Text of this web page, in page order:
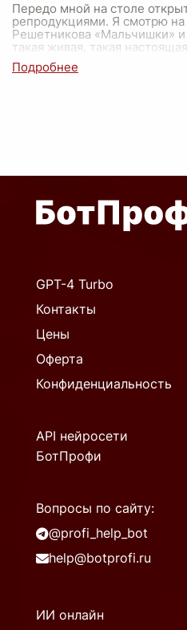
Передо мной на столе
репродукциями. Я смотрю
Решетникова «Мальчишки» и
такая живая, такая
GPT-4 Turbo
Контакты
Цены
Оферта
Конфиденциальность
API нейросети
БотПрофи
Вопросы по сайту:
@profi_help_bot
help@botprofi.ru
ИИ онлайн